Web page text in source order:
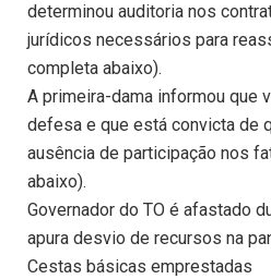
determinou auditoria nos
jurídicos necessários para
completa abaixo).
A primeira-dama informou que
defesa e que está convicta de
ausência de participação nos
abaixo).
Governador do TO é afastado
apura desvio de recursos na
Cestas básicas emprestadas